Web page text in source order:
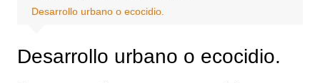
Desarrollo urbano o ecocidio.
Desarrollo urbano o ecocidio.